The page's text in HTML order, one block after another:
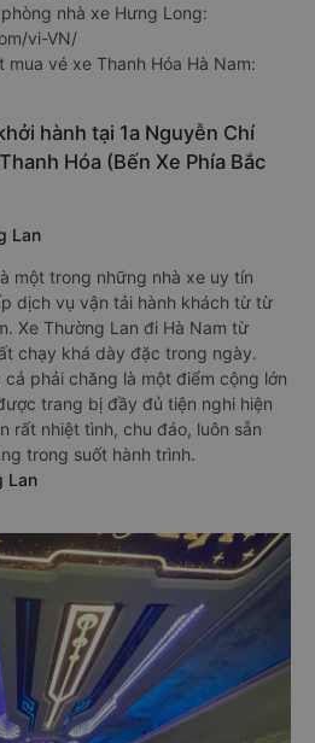
nhà xe Hưng Long:
vi-VN/
mua vé xe Thanh Hóa Hà Nam:
hành tại 1a Nguyễn Chí
Hóa (Bến Xe Phía Bắc
Lan
một trong những nhà xe uy tín
dịch vụ vận tải hành khách từ từ
Xe Thường Lan đi Hà Nam từ
chạy khá dày đặc trong ngày.
phải chăng là một điểm cộng lớn
trang bị đầy đủ tiện nghi hiện
rất nhiệt tình, chu đáo, luôn sẵn
trong suốt hành trình.
Lan